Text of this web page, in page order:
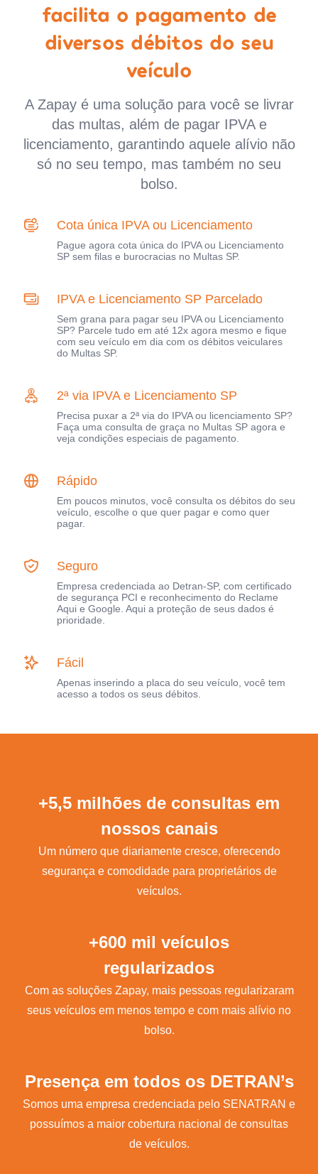
facilita o pagamento de
diversos débitos do seu
veículo
A Zapay é uma solução para você se livrar
das multas, além de pagar IPVA e
licenciamento, garantindo aquele alívio não
só no seu tempo, mas também no seu
bolso.
Cota única IPVA ou Licenciamento
Pague agora cota única do IPVA ou Licenciamento
SP sem filas e burocracias no Multas SP.
IPVA e Licenciamento SP Parcelado
Sem grana para pagar seu IPVA ou Licenciamento
SP? Parcele tudo em até 12x agora mesmo e fique
com seu veículo em dia com os débitos veiculares
do Multas SP.
2ª via IPVA e Licenciamento SP
Precisa puxar a 2ª via do IPVA ou licenciamento SP?
Faça uma consulta de graça no Multas SP agora e
veja condições especiais de pagamento.
Rápido
Em poucos minutos, você consulta os débitos do seu
veículo, escolhe o que quer pagar e como quer
pagar.
Seguro
Empresa credenciada ao Detran-SP, com certificado
de segurança PCI e reconhecimento do Reclame
Aqui e Google. Aqui a proteção de seus dados é
prioridade.
Fácil
Apenas inserindo a placa do seu veículo, você tem
acesso a todos os seus débitos.
+5,5 milhões de consultas em
nossos canais
Um número que diariamente cresce, oferecendo
segurança e comodidade para proprietários de
veículos.
+600 mil veículos
regularizados
Com as soluções Zapay, mais pessoas regularizaram
seus veículos em menos tempo e com mais alívio no
bolso.
Presença em todos os DETRAN’s
Somos uma empresa credenciada pelo SENATRAN e
possuímos a maior cobertura nacional de consultas
de veículos.